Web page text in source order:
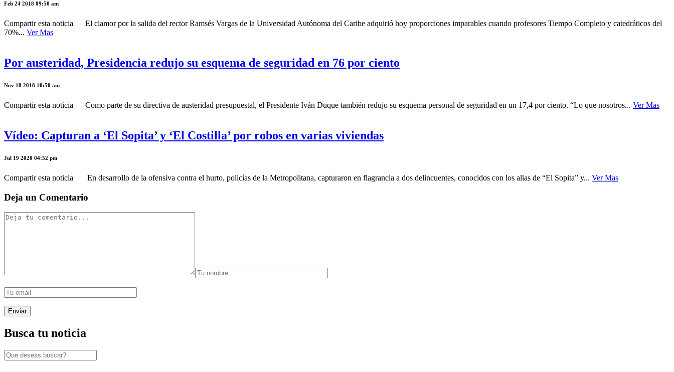
Feb 24 2018 09:50 am
Compartir esta noticia El clamor por la salida del rector Ramsés Vargas de la Universidad Autónoma del Caribe adquirió hoy proporciones imparables cuando profesores Tiempo Completo y catedráticos del
70%... Ver Mas
Por austeridad, Presidencia redujo su esquema de seguridad en 76 por ciento
Nov 18 2018 10:50 am
Compartir esta noticia Como parte de su directiva de austeridad presupuestal, el Presidente Iván Duque también redujo su esquema personal de seguridad en un 17,4 por ciento. “Lo que nosotros... Ver Mas
Vídeo: Capturan a ‘El Sopita’ y ‘El Costilla’ por robos en varias viviendas
Jul 19 2020 04:52 pm
Compartir esta noticia En desarrollo de la ofensiva contra el hurto, policías de la Metropolitana, capturaron en flagrancia a dos delincuentes, conocidos con los alias de “El Sopita” y... Ver Mas
Deja un Comentario
Busca tu noticia